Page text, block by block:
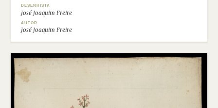
DESENHISTA
José Joaquim Freire
AUTOR
José Joaquim Freire